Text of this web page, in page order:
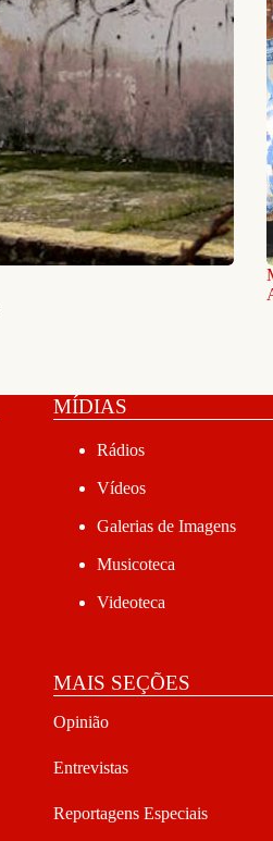
MÍDIAS
Rádios
Vídeos
Galerias de Imagens
Musicoteca
Videoteca
MAIS SEÇÕES
Opinião
Entrevistas
Reportagens Especiais